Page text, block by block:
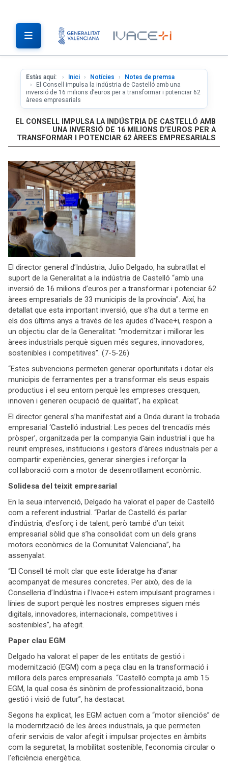
Estàs aquí: Inici Notícies
Notes de premsa
El Consell impulsa la indústria de Castelló amb una
inversió de 16 milions d’euros per a transformar i potenciar 62
àrees empresarials
EL CONSELL IMPULSA LA INDÚSTRIA DE CASTELLÓ AMB
UNA INVERSIÓ DE 16 MILIONS D’EUROS PER A
TRANSFORMAR I POTENCIAR 62 ÀREES EMPRESARIALS
El director general d’Indústria, Julio Delgado, ha subratllat el
suport de la Generalitat a la indústria de Castelló “amb una
inversió de 16 milions d’euros per a transformar i potenciar 62
àrees empresarials de 33 municipis de la província”. Així, ha
detallat que esta important inversió, que s’ha dut a terme en
els dos últims anys a través de les ajudes d’Ivace+i, respon a
un objectiu clar de la Generalitat: “modernitzar i millorar les
àrees industrials perquè siguen més segures, innovadores,
sostenibles i competitives”. (7-5-26)
“Estes subvencions permeten generar oportunitats i dotar els
municipis de ferramentes per a transformar els seus espais
productius i el seu entorn perquè les empreses cresquen,
innoven i generen ocupació de qualitat”, ha explicat.
El director general s’ha manifestat així a Onda durant la trobada
empresarial ‘Castelló industrial: Les peces del trencadís més
pròsper’, organitzada per la companyia Gain industrial i que ha
reunit empreses, institucions i gestors d’àrees industrials per a
compartir experiències, generar sinergies i reforçar la
col·laboració com a motor de desenrotllament econòmic.
Solidesa del teixit empresarial
En la seua intervenció, Delgado ha valorat el paper de Castelló
com a referent industrial. “Parlar de Castelló és parlar
d’indústria, d’esforç i de talent, però també d’un teixit
empresarial sòlid que s’ha consolidat com un dels grans
motors econòmics de la Comunitat Valenciana”, ha
assenyalat.
“El Consell té molt clar que este lideratge ha d’anar
acompanyat de mesures concretes. Per això, des de la
Conselleria d’Indústria i l’Ivace+i estem impulsant programes i
línies de suport perquè les nostres empreses siguen més
digitals, innovadores, internacionals, competitives i
sostenibles”, ha afegit.
Paper clau EGM
Delgado ha valorat el paper de les entitats de gestió i
modernització (EGM) com a peça clau en la transformació i
millora dels parcs empresarials. “Castelló compta ja amb 15
EGM, la qual cosa és sinònim de professionalització, bona
gestió i visió de futur”, ha destacat.
Segons ha explicat, les EGM actuen com a “motor silenciós” de
la modernització de les àrees industrials, ja que permeten
oferir servicis de valor afegit i impulsar projectes en àmbits
com la seguretat, la mobilitat sostenible, l’economia circular o
l’eficiència energètica.